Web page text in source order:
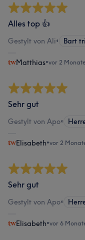
Alles top 👍
Gestylt von Ali• Bart
Matthias•vor 2
Sehr gut
Gestylt von Apo•
Elisabeth•vor 2
Sehr gut
Gestylt von Apo•
Elisabeth•vor 6